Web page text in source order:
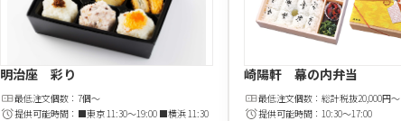
明治座 彩り
最低注文個数：7個～
提供可能時間： ■東京 11:30～19:00 ■横浜 11:30
崎陽軒 幕の内弁当
最低注文個数： 総計税抜20,000円～
提供可能時間： 10:30～17:00